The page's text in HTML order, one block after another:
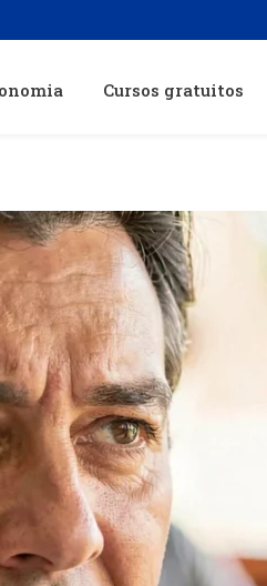
Cursos gratuitos